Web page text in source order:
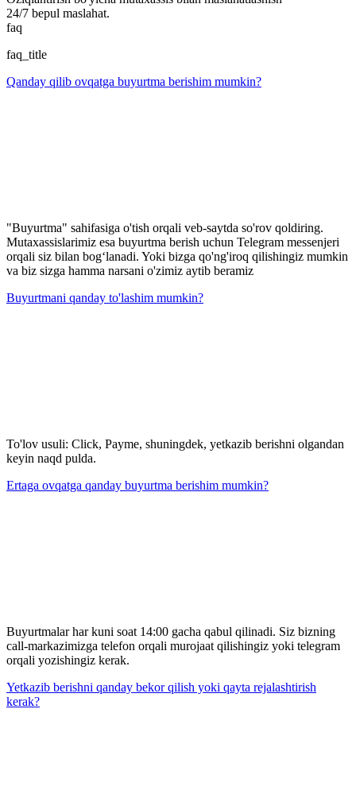
24/7 bepul maslahat.
faq
faq_title
Qanday qilib ovqatga buyurtma berishim mumkin?
"Buyurtma" sahifasiga o'tish orqali veb-saytda so'rov qoldiring.
Mutaxassislarimiz esa buyurtma berish uchun Telegram messenjeri
orqali siz bilan bog‘lanadi. Yoki bizga qo'ng'iroq qilishingiz mumkin
va biz sizga hamma narsani o'zimiz aytib beramiz
Buyurtmani qanday to'lashim mumkin?
To'lov usuli: Click, Payme, shuningdek, yetkazib berishni olgandan
keyin naqd pulda.
Ertaga ovqatga qanday buyurtma berishim mumkin?
Buyurtmalar har kuni soat 14:00 gacha qabul qilinadi. Siz bizning
call-markazimizga telefon orqali murojaat qilishingiz yoki telegram
orqali yozishingiz kerak.
Yetkazib berishni qanday bekor qilish yoki qayta rejalashtirish
kerak?